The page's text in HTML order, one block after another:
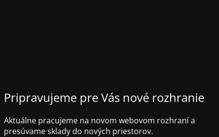
Pripravujeme pre Vás nové rozhranie
Aktuálne pracujeme na novom webovom rozhraní a
presúvame sklady do nových priestorov.